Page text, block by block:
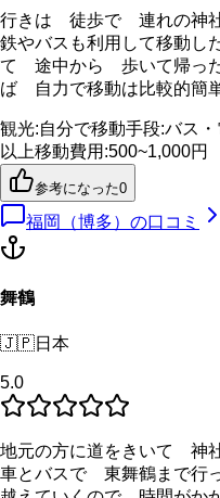
行きは 徒歩で 連れの神社
鉄やバスも利用して移動
て 途中から 歩いて帰った
ば 自力で移動は比較的簡
観光:自分で移動手段:バス
以上移動費用 :500~1,000円
参考になった0
福岡（博多） の口コミ
舞鶴
🇯🇵日本
5.0
地元の方に道をきいて 神
車とバスで 東舞鶴まで行